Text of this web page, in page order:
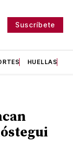
Suscríbete
HUELLAS